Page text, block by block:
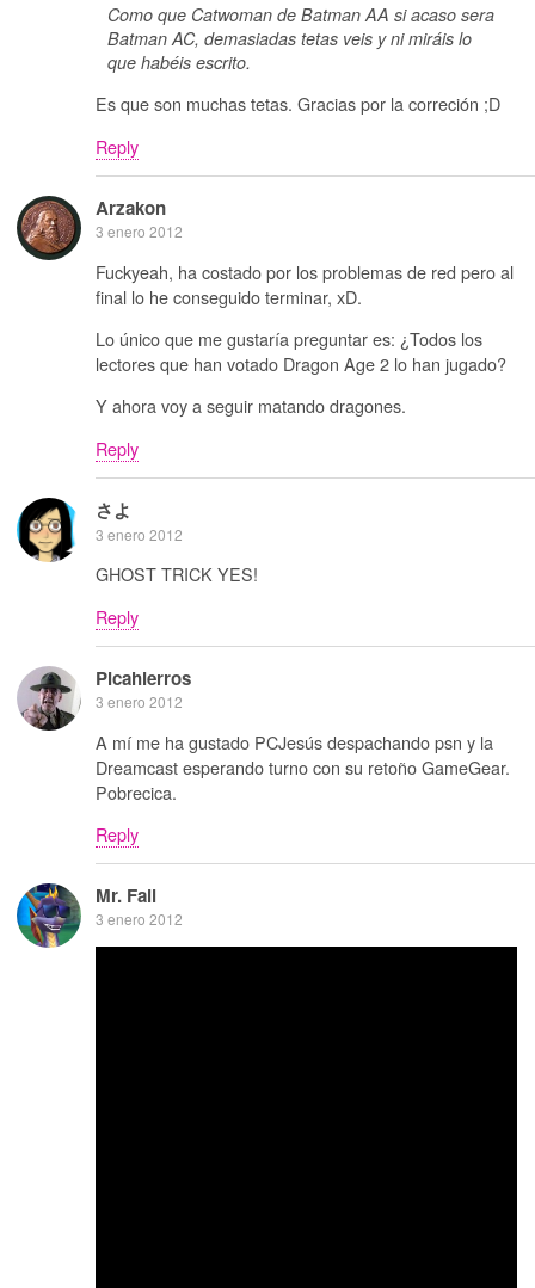
Como que Catwoman de Batman AA si acaso sera
Batman AC, demasiadas tetas veis y ni miráis lo
que habéis escrito.
Es que son muchas tetas. Gracias por la correción ;D
Reply
Arzakon
3 enero 2012
Fuckyeah, ha costado por los problemas de red pero al
final lo he conseguido terminar, xD.
Lo único que me gustaría preguntar es: ¿Todos los
lectores que han votado Dragon Age 2 lo han jugado?
Y ahora voy a seguir matando dragones.
Reply
さよ
3 enero 2012
GHOST TRICK YES!
Reply
Picahierros
3 enero 2012
A mí me ha gustado PCJesús despachando psn y la
Dreamcast esperando turno con su retoño GameGear.
Pobrecica.
Reply
Mr. Fail
3 enero 2012